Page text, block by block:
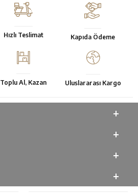
Hızlı Teslimat Kapıda Ödeme
Toplu Al, Kazan Uluslararası Kargo